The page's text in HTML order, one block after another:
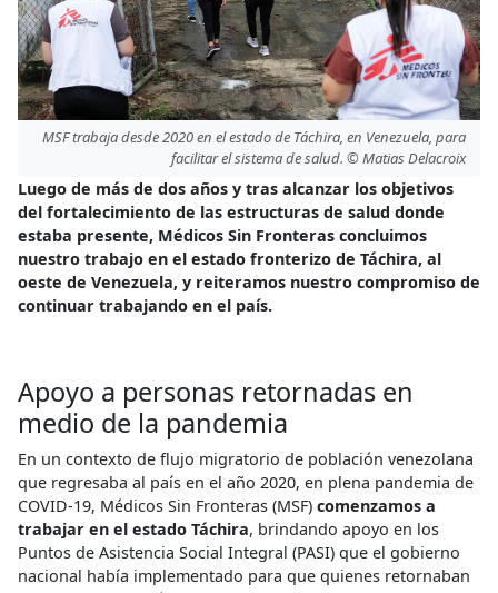
MSF trabaja desde 2020 en el estado de Táchira, en Venezuela, para
facilitar el sistema de salud. © Matias Delacroix
Luego de más de dos años y tras alcanzar los objetivos
del fortalecimiento de las estructuras de salud donde
estaba presente, Médicos Sin Fronteras concluimos
nuestro trabajo en el estado fronterizo de Táchira, al
oeste de Venezuela, y reiteramos nuestro compromiso de
continuar trabajando en el país.
Apoyo a personas retornadas en
medio de la pandemia
En un contexto de flujo migratorio de población venezolana
que regresaba al país en el año 2020, en plena pandemia de
COVID-19, Médicos Sin Fronteras (MSF) comenzamos a
trabajar en el estado Táchira, brindando apoyo en los
Puntos de Asistencia Social Integral (PASI) que el gobierno
nacional había implementado para que quienes retornaban